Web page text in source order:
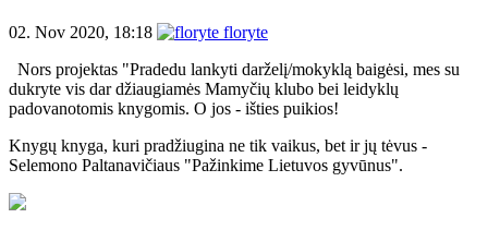
02. Nov 2020, 18:18
floryte
Nors projektas "Pradedu lankyti darželį/mokyklą baigėsi, mes su
dukryte vis dar džiaugiamės Mamyčių klubo bei leidyklų
padovanotomis knygomis. O jos - išties puikios!
Knygų knyga, kuri pradžiugina ne tik vaikus, bet ir jų tėvus -
Selemono Paltanavičiaus "Pažinkime Lietuvos gyvūnus".